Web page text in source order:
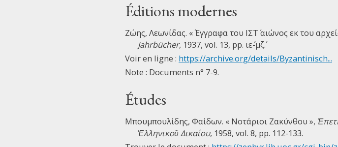
Éditions modernes
Ζώης, Λεωνίδας. « Έγγραφα του ΙΣΤ΄ αιώνος εκ του
Jahrbücher, 1937, vol. 13, pp. ιε΄-μζ΄.
Voir en ligne : https://archive.org/details/Byzantinisch...
Note : Documents n° 7-9.
Études
Μπουμπουλίδης, Φαίδων. « Νοτάριοι Ζακύνθου »,
Ἑλληνικοῦ Δικαίου, 1958, vol. 8, pp. 112-133.